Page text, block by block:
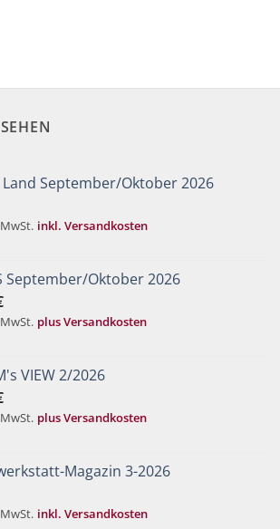
Land September/Oktober 2026
inkl. Versandkosten
September/Oktober 2026
plus Versandkosten
VIEW 2/2026
plus Versandkosten
Magazin 3-2026
inkl. Versandkosten